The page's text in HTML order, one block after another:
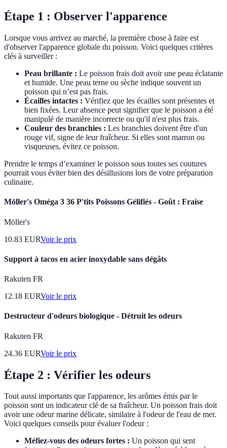
Étape 1 : Observer l'apparence
Lorsque vous arrivez au marché, la première chose à faire est
d'observer l'apparence globale du poisson. Voici quelques critères
clés à surveiller :
Peau brillante : Le poisson frais doit avoir une peau éclatante
et humide. Une peau terne ou sèche indique souvent un
poisson qui n’est pas frais.
Écailles intactes : Vérifiez que les écailles sont présentes et
bien fixées. Leur absence peut signifier que le poisson a été
manipulé de manière incorrecte ou qu'il n'est plus frais.
Couleur des branchies : Les branchies doivent être d'un
rouge vif, signe de leur fraîcheur. Si elles sont marron ou
visqueuses, évitez ce poisson.
Prendre le temps d’examiner le poisson sous toutes ses coutures
pourrait vous éviter bien des désillusions lors de votre préparation
culinaire.
Möller's Oméga 3 36 P'tits Poissons Gélifiés - Goût : Fraise
Möller's
10.83 EURVoir le prix
Support à tacos en acier inoxydable sans dégâts
Rakuten FR
12.18 EURVoir le prix
Destructeur d'odeurs biologique - Détruit les odeurs
Rakuten FR
24.36 EURVoir le prix
Étape 2 : Vérifier les odeurs
Tout aussi importants que l'apparence, les arômes émis par le
poisson sont un indicateur clé de sa fraîcheur. Un poisson frais doit
avoir une odeur marine délicate, similaire à l'odeur de l'eau de mer.
Voici quelques conseils pour évaluer l'odeur :
Méfiez-vous des odeurs fortes : Un poisson qui sent